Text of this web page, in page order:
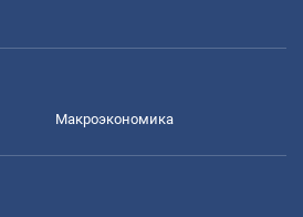
Mакроэкономика